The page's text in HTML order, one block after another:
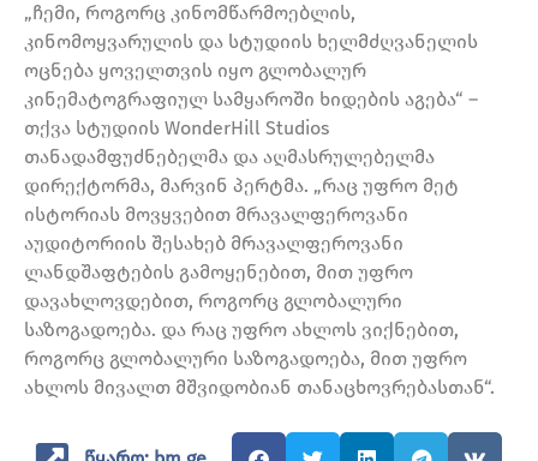
„ჩემი, როგორც კინომწარმოებლის,
კინომოყვარულის და სტუდიის ხელმძღვანელის
ოცნება ყოველთვის იყო გლობალურ
კინემატოგრაფიულ სამყაროში ხიდების აგება“ –
თქვა სტუდიის WonderHill Studios
თანადამფუძნებელმა და აღმასრულებელმა
დირექტორმა, მარვინ პერტმა. „რაც უფრო მეტ
ისტორიას მოვყვებით მრავალფეროვანი
აუდიტორიის შესახებ მრავალფეროვანი
ლანდშაფტების გამოყენებით, მით უფრო
დავახლოვდებით, როგორც გლობალური
საზოგადოება. და რაც უფრო ახლოს ვიქნებით,
როგორც გლობალური საზოგადოება, მით უფრო
ახლოს მივალთ მშვიდობიან თანაცხოვრებასთან“.